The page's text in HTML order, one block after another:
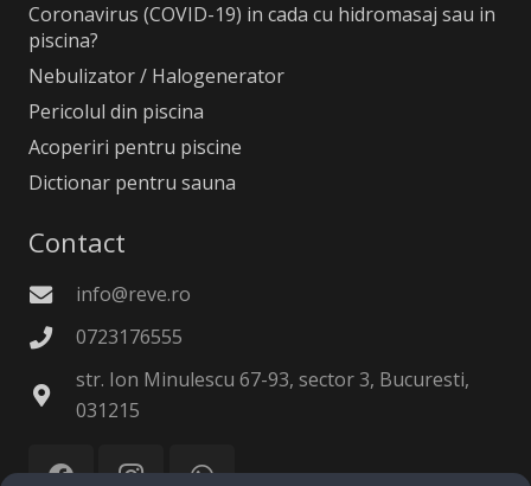
Coronavirus (COVID-19) in cada cu hidromasaj sau in
piscina?
Nebulizator / Halogenerator
Pericolul din piscina
Acoperiri pentru piscine
Dictionar pentru sauna
Contact
info@reve.ro
0723176555
str. Ion Minulescu 67-93, sector 3, Bucuresti,
031215